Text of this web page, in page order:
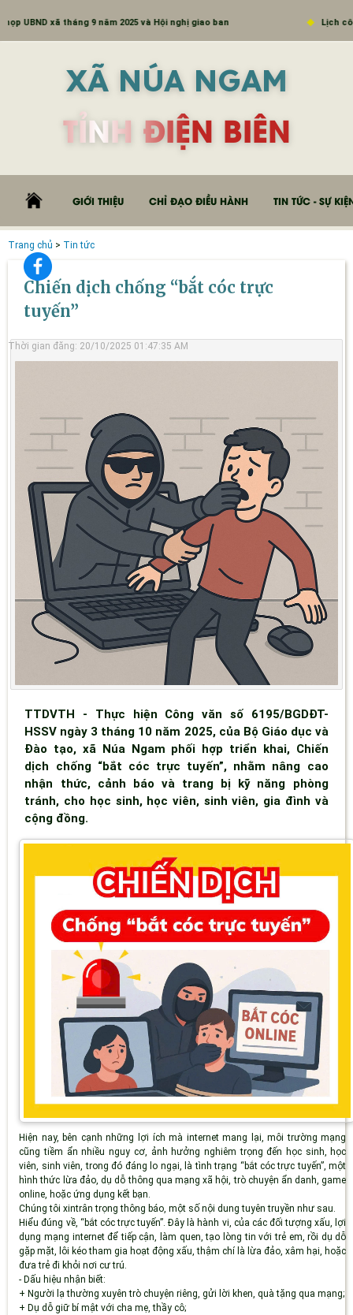
xã tháng 9 năm 2025 và Hội nghị giao ban Lịch công
XÃ NÚA NGAM
TỈNH ĐIỆN BIÊN
GIỚI THIỆU CHỈ ĐẠO ĐIỀU HÀNH TIN TỨC - SỰ
Trang chủ > Tin tức
Chiến dịch chống “bắt cóc trực
tuyến”
Thời gian đăng: 20/10/2025 01:47:35 AM
TTDVTH - Thực hiện Công văn số 6195/BGDĐT-
HSSV ngày 3 tháng 10 năm 2025, của Bộ Giáo dục và
Đào tạo, xã Núa Ngam phối hợp triển khai, Chiến
dịch chống “bắt cóc trực tuyến”, nhằm nâng cao
nhận thức, cảnh báo và trang bị kỹ năng phòng
tránh, cho học sinh, học viên, sinh viên, gia đình và
cộng đồng.
Hiện nay, bên cạnh những lợi ích mà internet mang lại, môi trường mạng
cũng tiềm ẩn nhiều nguy cơ, ảnh hưởng nghiêm trọng đến học sinh, học
viên, sinh viên, trong đó đáng lo ngại, là tình trạng “bắt cóc trực tuyến”,một
hình thức lừa đảo, dụ dỗ thông qua mạng xã hội, trò chuyện ẩn danh, game
online, hoặc ứng dụng kết bạn.
Chúng tôi xintrân trọng thông báo, một số nội dung tuyên truyền như sau.
Hiểu đúng về, “bắt cóc trực tuyến”. Đây là hành vi, của các đối tượng xấu, lợi
dụng mạng internet để tiếp cận, làm quen, tạo lòng tin với trẻ em, rồi dụ dỗ
gặp mặt, lôi kéo tham gia hoạt động xấu, thậm chí là lừa đảo, xâm hại, hoặc
đưa trẻ đi khỏi nơi cư trú.
- Dấu hiệu nhận biết:
+ Người lạ thường xuyên trò chuyện riêng, gửi lời khen, quà tặng qua mạng;
+ Dụ dỗ giữ bí mật với cha mẹ, thầy cô;